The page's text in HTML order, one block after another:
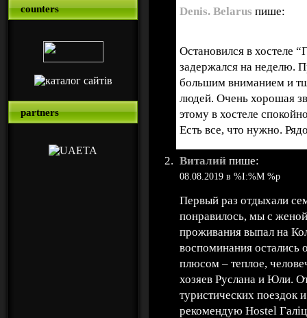
counters
partners
Denis. Belarus пише:
Остановился в хостеле
задержался на неделю.
большим вниманием и
людей. Очень хорошая
этому в хостеле
Есть все, что нужно.
Виталий пише:
08.08.2019 в %I:%M %p
Первый раз отдыхали
понравилось, мы с
проживания выпал на
воспоминания
плюсом – теплое,
хозяев Руслана и Юли.
туристических поездок
рекомендую Hostel